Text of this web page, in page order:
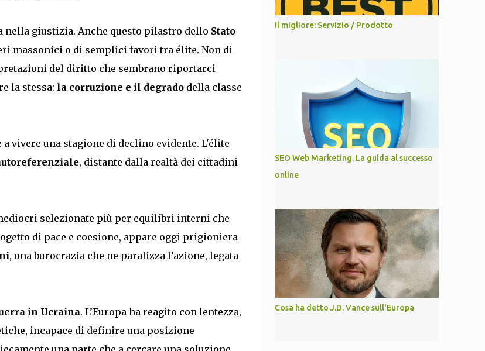
giustizia. Anche questo pilastro dello Stato
massonici o di semplici favori tra élite. Non di
del diritto che sembrano riportarci
la stessa: la corruzione e il degrado della classe
vivere una stagione di declino evidente. L'élite
, distante dalla realtà dei cittadini
selezionate più per equilibri interni che
di pace e coesione, appare oggi prigioniera
, una burocrazia che ne paralizza l’azione, legata
in Ucraina. L’Europa ha reagito con lentezza,
incapace di definire una posizione
Il migliore: Servizio / Prodotto
SEO Web Marketing. La guida al successo
online
Cosa ha detto J.D. Vance sull'Europa